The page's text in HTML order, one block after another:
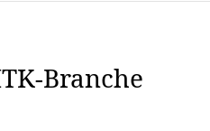
Branche